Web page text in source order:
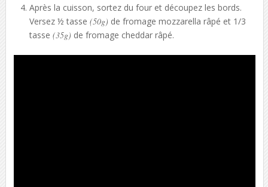
Après la cuisson, sortez du four et découpez les bords.
Versez ½ tasse(50g) de fromage mozzarella râpé et 1/3
tasse(35g) de fromage cheddar râpé.